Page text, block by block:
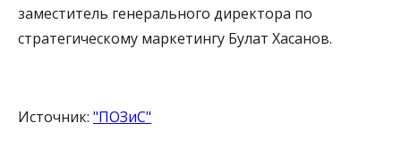
заместитель генерального директора по
стратегическому маркетингу Булат Хасанов.
Источник: "ПОЗиС"